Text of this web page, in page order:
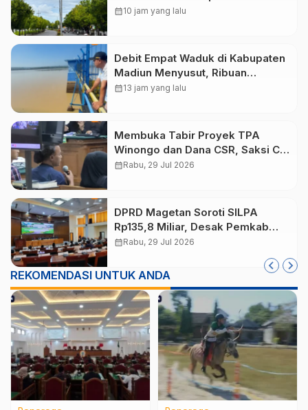
Fokus Terangi Jalur Rawan
calendar_month10 jam yang lalu
Debit Empat Waduk di Kabupaten
Madiun Menyusut, Ribuan
Hektare Sawah Terancam
calendar_month13 jam yang lalu
Membuka Tabir Proyek TPA
Winongo dan Dana CSR, Saksi CV
Sekar Arum Ungkap Fakta
calendar_monthRabu, 29 Jul 2026
DPRD Magetan Soroti SILPA
Rp135,8 Miliar, Desak Pemkab
Tuntaskan Kelebihan Bayar
calendar_monthRabu, 29 Jul 2026
REKOMENDASI UNTUK ANDA